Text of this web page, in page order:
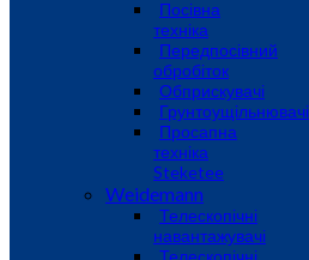
Посівна
техніка
Передпосівний
обробіток
Обприскувачі
Грунтоущільнювачі
Просапна
техніка
Steketee
Weidemann
Телескопічні
навантажувачі
Телескопічні